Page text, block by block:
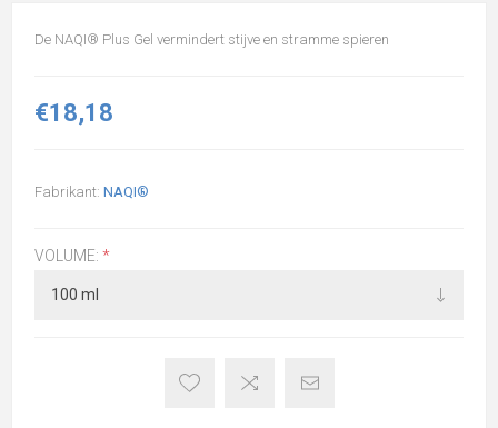
De NAQI® Plus Gel vermindert stijve en stramme spieren
€18,18
Fabrikant: NAQI®
VOLUME: *